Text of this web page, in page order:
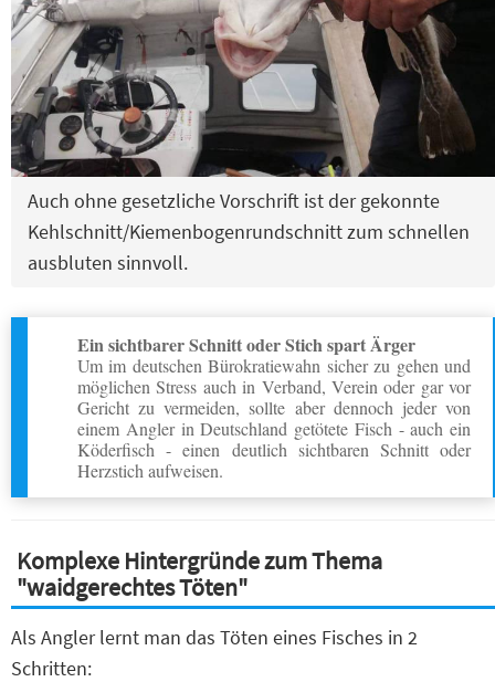
Auch ohne gesetzliche Vorschrift ist der gekonnte
Kehlschnitt/Kiemenbogenrundschnitt zum schnellen
ausbluten sinnvoll.
Ein sichtbarer Schnitt oder Stich spart Ärger
Um im deutschen Bürokratiewahn sicher zu gehen und
möglichen Stress auch in Verband, Verein oder gar vor
Gericht zu vermeiden, sollte aber dennoch jeder von
einem Angler in Deutschland getötete Fisch - auch ein
Köderfisch - einen deutlich sichtbaren Schnitt oder
Herzstich aufweisen.
Komplexe Hintergründe zum Thema
"waidgerechtes Töten"
Als Angler lernt man das Töten eines Fisches in 2
Schritten: